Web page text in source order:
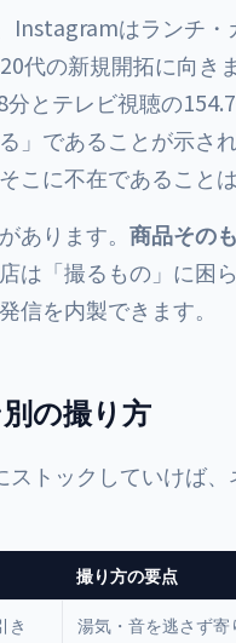
はランチ・
代の新規開拓に向き
とテレビ視聴の
」であることが示さ
に不在であることは
あります。 商品その
「撮るもの」に困
信を内製できます。
の撮り方
トックしていけば、
撮り方の要点
き 湯気・音を逃さず寄